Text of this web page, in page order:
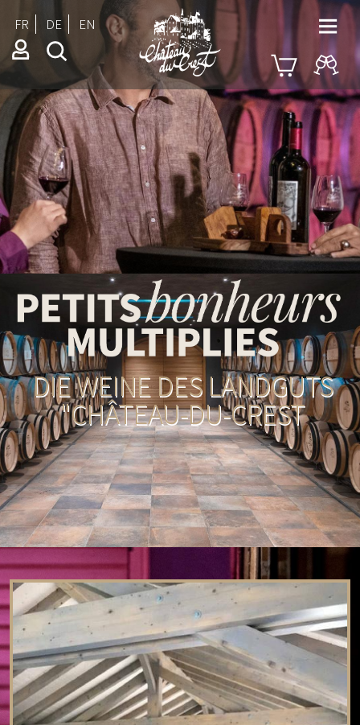
FR DE EN
DIE WEINE DES LANDGUTS
"CHÂTEAU-DU-CREST